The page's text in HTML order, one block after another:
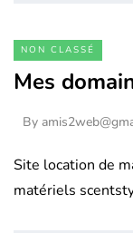
NON CLASSÉ
Mes
By
Site location de
matériels